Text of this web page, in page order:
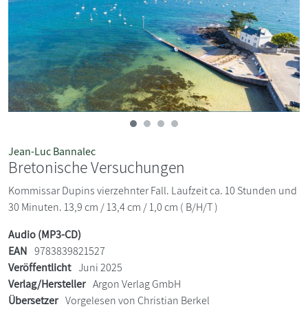
Jean-Luc Bannalec
Bretonische Versuchungen
Kommissar Dupins vierzehnter Fall. Laufzeit ca. 10 Stunden und
30 Minuten. 13,9 cm / 13,4 cm / 1,0 cm ( B/H/T )
Audio (MP3-CD)
EAN 9783839821527
Veröffentlicht Juni 2025
Verlag/Hersteller Argon Verlag GmbH
Übersetzer Vorgelesen von Christian Berkel